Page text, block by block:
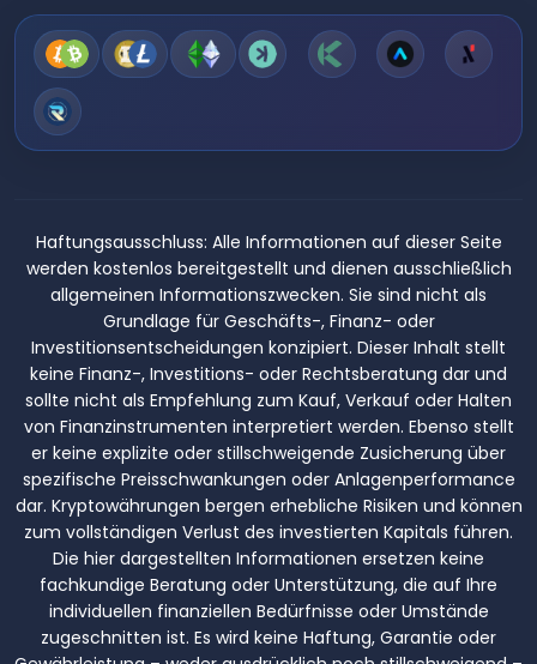
Haftungsausschluss: Alle Informationen auf dieser Seite
werden kostenlos bereitgestellt und dienen ausschließlich
allgemeinen Informationszwecken. Sie sind nicht als
Grundlage für Geschäfts-, Finanz- oder
Investitionsentscheidungen konzipiert. Dieser Inhalt stellt
keine Finanz-, Investitions- oder Rechtsberatung dar und
sollte nicht als Empfehlung zum Kauf, Verkauf oder Halten
von Finanzinstrumenten interpretiert werden. Ebenso stellt
er keine explizite oder stillschweigende Zusicherung über
spezifische Preisschwankungen oder Anlagenperformance
dar. Kryptowährungen bergen erhebliche Risiken und können
zum vollständigen Verlust des investierten Kapitals führen.
Die hier dargestellten Informationen ersetzen keine
fachkundige Beratung oder Unterstützung, die auf Ihre
individuellen finanziellen Bedürfnisse oder Umstände
zugeschnitten ist. Es wird keine Haftung, Garantie oder